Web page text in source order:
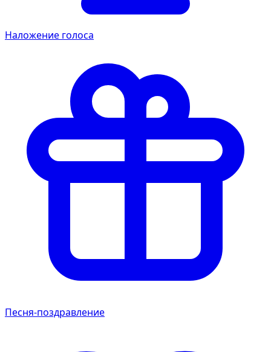
Наложение голоса
Песня-поздравление